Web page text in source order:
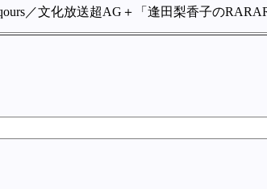
／文化放送超AG＋「逢田梨香子の